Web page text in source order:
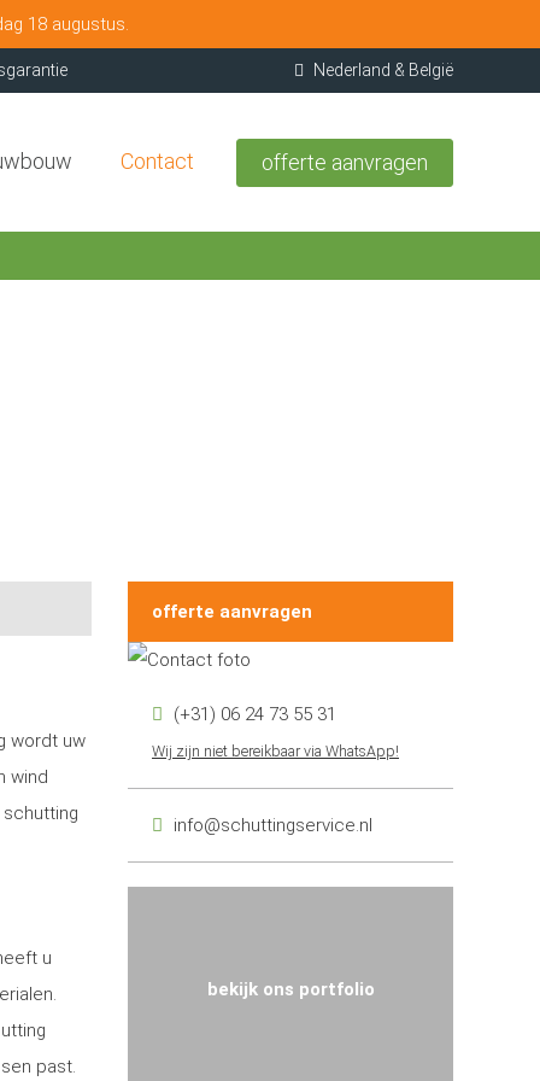
18 augustus.
Nederland & België
Contact offerte aanvragen
wordt uw
wind
u
past.
offerte aanvragen
(+31) 06 24 73 55 31
Wij zijn niet bereikbaar via WhatsApp!
info@schuttingservice.nl
bekijk ons portfolio